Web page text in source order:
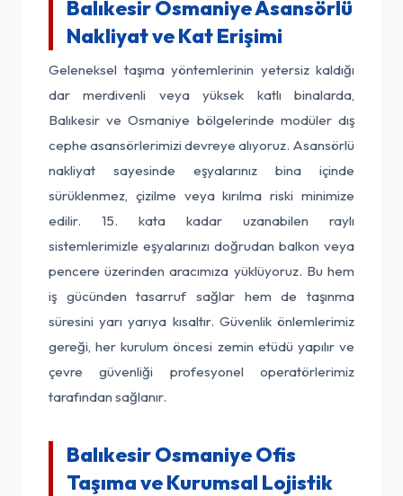
Balıkesir Osmaniye Asansörlü
Nakliyat ve Kat Erişimi
Geleneksel taşıma yöntemlerinin yetersiz kaldığı
dar merdivenli veya yüksek katlı binalarda,
Balıkesir ve Osmaniye bölgelerinde modüler dış
cephe asansörlerimizi devreye alıyoruz. Asansörlü
nakliyat sayesinde eşyalarınız bina içinde
sürüklenmez, çizilme veya kırılma riski minimize
edilir. 15. kata kadar uzanabilen raylı
sistemlerimizle eşyalarınızı doğrudan balkon veya
pencere üzerinden aracımıza yüklüyoruz. Bu hem
iş gücünden tasarruf sağlar hem de taşınma
süresini yarı yarıya kısaltır. Güvenlik önlemlerimiz
gereği, her kurulum öncesi zemin etüdü yapılır ve
çevre güvenliği profesyonel operatörlerimiz
tarafından sağlanır.
Balıkesir Osmaniye Ofis
Taşıma ve Kurumsal Lojistik